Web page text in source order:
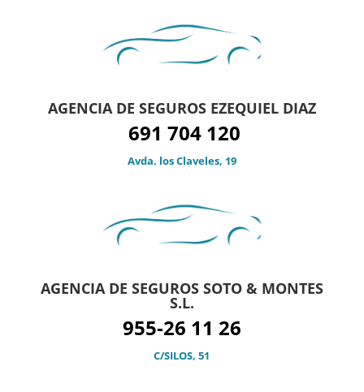
AGENCIA DE SEGUROS EZEQUIEL DIAZ
691 704 120
Avda. los Claveles, 19
AGENCIA DE SEGUROS SOTO & MONTES
S.L.
955-26 11 26
C/SILOS, 51